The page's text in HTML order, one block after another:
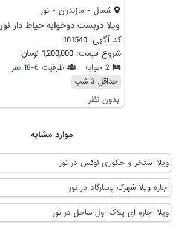
شمال - مازندران - نور
ویلا دربست دوخوابه حیاط دار نور
کد آگهی: 101540
شروع قیمت: 1,200,000 تومان
2 خوابه
ظرفیت 6-18 نفر
حداقل 3 شب
بدون نظر
موارد مشابه
ویلا استخر و جکوزی لوکس در نور
اجاره ویلا شهرک پاسارگاد در نور
ویلا اجاره ای پلاک اول ساحل در نور